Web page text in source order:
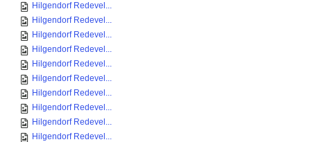
Hilgendorf Redevel...
Hilgendorf Redevel...
Hilgendorf Redevel...
Hilgendorf Redevel...
Hilgendorf Redevel...
Hilgendorf Redevel...
Hilgendorf Redevel...
Hilgendorf Redevel...
Hilgendorf Redevel...
Hilgendorf Redevel...